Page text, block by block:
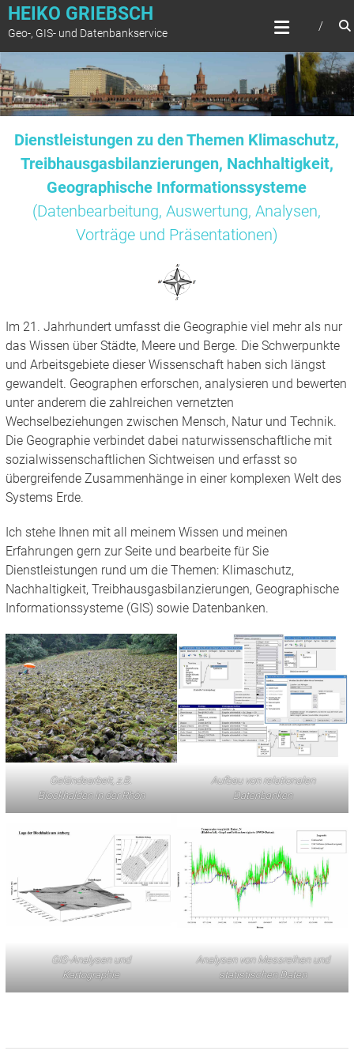
Zum
springen
HEIKO GRIEBSCH
Geo-, GIS- und Datenbankservice
Dienstleistungen zu den Themen Klimaschutz,
Treibhausgasbilanzierungen, Nachhaltigkeit,
Geographische Informationssysteme
(Datenbearbeitung, Auswertung, Analysen,
Vorträge und Präsentationen)
Im 21. Jahrhundert umfasst die Geographie viel mehr als nur
das Wissen über Städte, Meere und Berge. Die Schwerpunkte
und Arbeitsgebiete dieser Wissenschaft haben sich längst
gewandelt. Geographen erforschen, analysieren und bewerten
unter anderem die zahlreichen vernetzten
Wechselbeziehungen zwischen Mensch, Natur und Technik.
Die Geographie verbindet dabei naturwissenschaftliche mit
sozialwissenschaftlichen Sichtweisen und erfasst so
übergreifende Zusammenhänge in einer komplexen Welt des
Systems Erde.
Ich stehe Ihnen mit all meinem Wissen und meinen
Erfahrungen gern zur Seite und bearbeite für Sie
Dienstleistungen rund um die Themen: Klimaschutz,
Nachhaltigkeit, Treibhausgasbilanzierungen, Geographische
Informationssysteme (GIS) sowie Datenbanken.
Geländearbeit, z.B.
Blockhalden in der Rhön
Aufbau von relationalen
Datenbanken
GIS-Analysen und
Kartographie
Analysen von Messreihen und
statistischen Daten